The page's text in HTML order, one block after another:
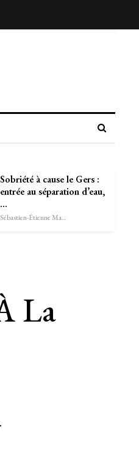
Sobriété à cause le Gers :
entrée au séparation d’eau,
…
Sébastien-Étienne Marechal
La